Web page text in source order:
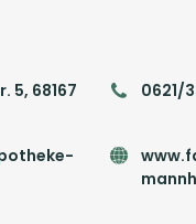
5, 68167
0621/